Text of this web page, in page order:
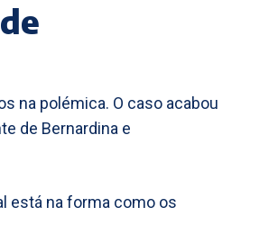
na polémica. O caso acabou
de Bernardina e
está na forma como os